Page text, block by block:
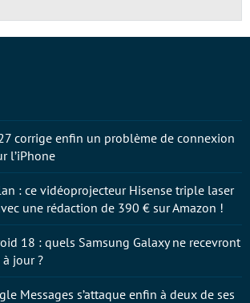
corrige enfin un problème de connexion
l’iPhone
: ce vidéoprojecteur Hisense triple laser
une rédaction de 390 € sur Amazon !
18 : quels Samsung Galaxy ne recevront
jour ?
Messages s’attaque enfin à deux de ses